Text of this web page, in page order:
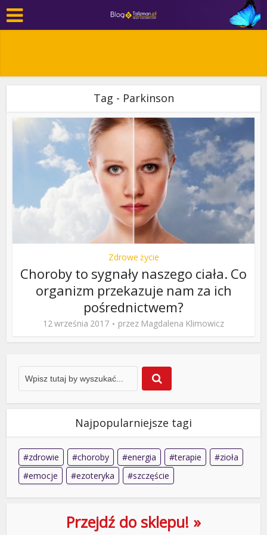
Tag - Parkinson
Zdrowe życie
Choroby to sygnały naszego ciała. Co
organizm przekazuje nam za ich
pośrednictwem?
12 września 2017 przez Magdalena Klimowicz
Najpopularniejsze tagi
zdrowie choroby energia terapie
zioła
emocje
ezoteryka szczęście
Przejdź do sklepu! »